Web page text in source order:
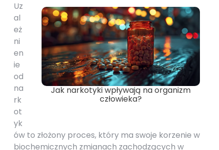
Jak narkotyki wpływają na organizm
człowieka?
Uz
al
eż
ni
en
ie
od
na
rk
ot
yk
ów to złożony proces, który ma swoje korzenie w
biochemicznych zmianach zachodzących w